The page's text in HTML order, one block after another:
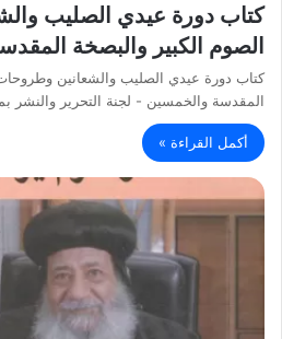
كتاب دورة عيدي الصليب
الصوم الكبير والبصخة
كتاب دورة عيدي الصليب والشعانين
المقدسة والخمسين - لجنة التحرير والنشر
أكمل القراءة »